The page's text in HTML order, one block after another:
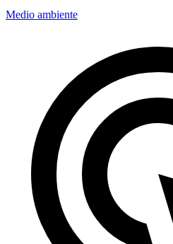
Medio ambiente